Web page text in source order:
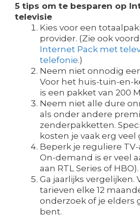
5 tips om te besparen op
televisie
Kies voor een
provider. (Zie ook
Internet Pack met
telefonie.)
Neem niet onnodig
Voor het huis-tuin-en-
is een pakket van 200
Neem niet alle dure
als onder andere
zenderpakketten.
kosten je vaak erg veel
Beperk je reguliere
On-demand is er veel
aan RTL Series of HBO).
Ga jaarlijks vergelijken.
tarieven elke 12
onderzoek of je elders
bent.